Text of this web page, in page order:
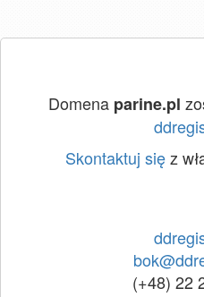
Domena parine.pl
Skontaktuj sięz
(+48) 22